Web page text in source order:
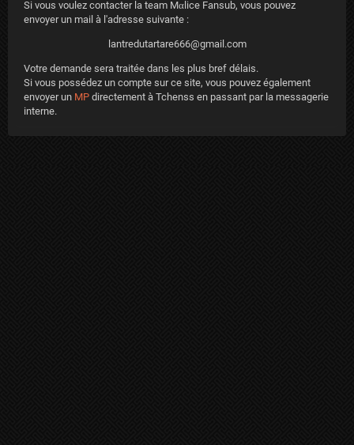
Si vous voulez contacter la team Mαlice Fansub, vous pouvez
envoyer un mail à l'adresse suivante :
lantredutartare666@gmail.com
Votre demande sera traitée dans les plus bref délais.
Si vous possédez un compte sur ce site, vous pouvez également
envoyer un MP directement à Tchenss en passant par la messagerie
interne.